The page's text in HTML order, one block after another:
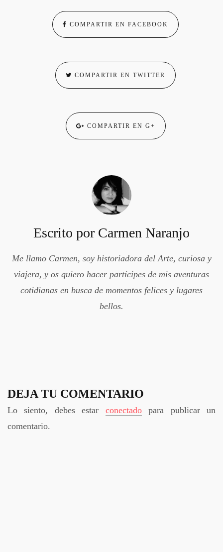
COMPARTIR EN FACEBOOK
COMPARTIR EN TWITTER
COMPARTIR EN G+
Escrito por Carmen Naranjo
Me llamo Carmen, soy historiadora del Arte, curiosa y
viajera, y os quiero hacer partícipes de mis aventuras
cotidianas en busca de momentos felices y lugares
bellos.
DEJA TU COMENTARIO
Lo siento, debes estar conectadopara publicar un
comentario.